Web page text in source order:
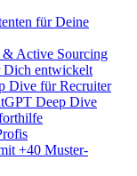
für Deine
Active Sourcing
Dich entwickelt
Dive für Recruiter
Deep Dive
+40 Muster-